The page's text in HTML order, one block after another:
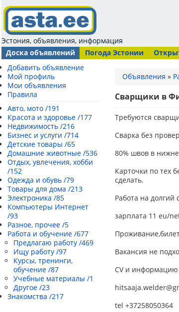
Эстония, объявления, информация
Доска объявлений
Погода Эстонии
Добавить объявление
Мой профиль
Мои объявления
Правила
Авто, мото /191
Красота и здоровье /177
Недвижимость /216
Бизнес и услуги /714
Детские товары /65
Домашние животные /536
Отдых, увлечения, хобби
/152
Одежда и обувь /79
Товары для дома /213
Электроника /85
Компьютеры Интернет
/93
Разное, прочее /5
Работа и обучение /677
Предлагаю работу /469
Ищу работу /97
Курсы, тренинги,
обучение /87
Учебные материалы /1
Другое /23
Знакомства /217
Объявления »
Сварщики в
Требуются
Сварка без
80% швов в
Карточки по тех
сделать.
Работа на
зарплата 11 eu/
Вакансия не
CV и информацию
tel +37258050364